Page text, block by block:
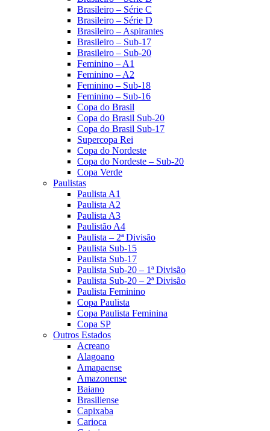
Brasileiro – Série C
Brasileiro – Série D
Brasileiro – Aspirantes
Brasileiro – Sub-17
Brasileiro – Sub-20
Feminino – A1
Feminino – A2
Feminino – Sub-18
Feminino – Sub-16
Copa do Brasil
Copa do Brasil Sub-20
Copa do Brasil Sub-17
Supercopa Rei
Copa do Nordeste
Copa do Nordeste – Sub-20
Copa Verde
Paulistas
Paulista A1
Paulista A2
Paulista A3
Paulistão A4
Paulista – 2ª Divisão
Paulista Sub-15
Paulista Sub-17
Paulista Sub-20 – 1ª Divisão
Paulista Sub-20 – 2ª Divisão
Paulista Feminino
Copa Paulista
Copa Paulista Feminina
Copa SP
Outros Estados
Acreano
Alagoano
Amapaense
Amazonense
Baiano
Brasiliense
Capixaba
Carioca